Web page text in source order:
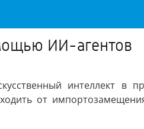
ИИ-агентов
интеллект в
от